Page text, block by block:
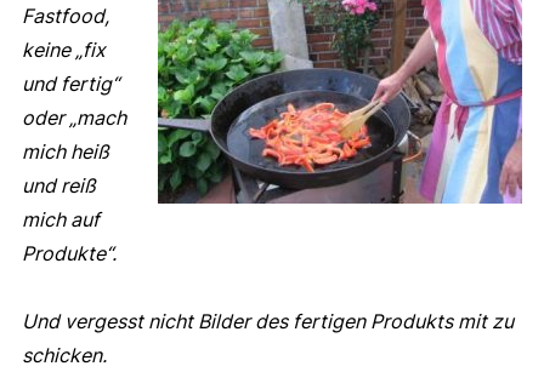
Fastfood,
keine „fix
und fertig“
oder „mach
mich heiß
und reiß
mich auf
Produkte“.
Und vergesst nicht Bilder des fertigen Produkts mit zu
schicken.